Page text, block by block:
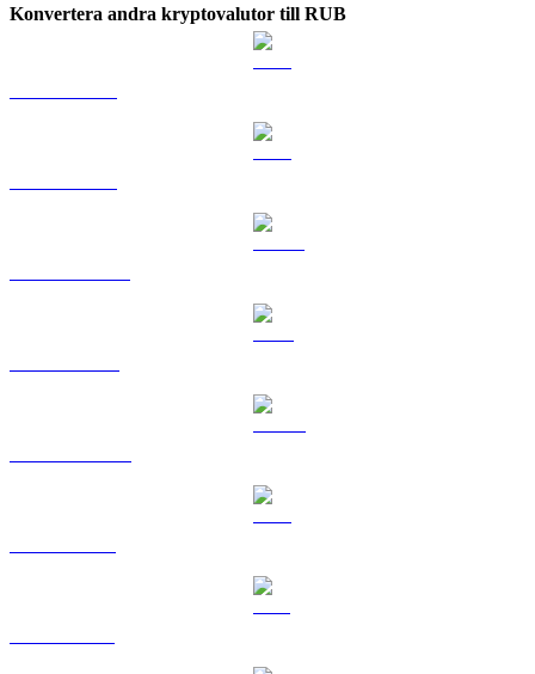
Konvertera andra kryptovalutor till RUB